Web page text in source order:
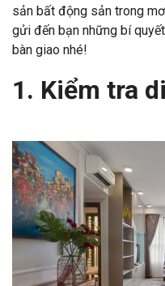
sản bất động sản trong
gửi đến bạn những bí
bàn giao nhé!
1. Kiểm tra